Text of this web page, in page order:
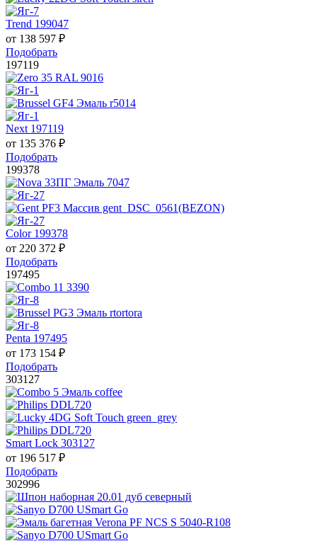
Trend 199047
от 138 597 ₽
Подобрать
197119
Next 197119
от 135 376 ₽
Подобрать
199378
Color 199378
от 220 372 ₽
Подобрать
197495
Penta 197495
от 173 154 ₽
Подобрать
303127
Smart Lock 303127
от 196 517 ₽
Подобрать
302996